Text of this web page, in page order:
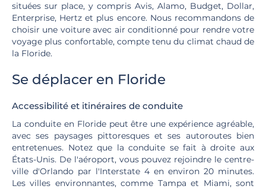
situées sur place, y compris Avis, Alamo, Budget, Dollar,
Enterprise, Hertz et plus encore. Nous recommandons de
choisir une voiture avec air conditionné pour rendre votre
voyage plus confortable, compte tenu du climat chaud de
la Floride.
Se déplacer en Floride
Accessibilité et itinéraires de conduite
La conduite en Floride peut être une expérience agréable,
avec ses paysages pittoresques et ses autoroutes bien
entretenues. Notez que la conduite se fait à droite aux
États-Unis. De l'aéroport, vous pouvez rejoindre le centre-
ville d'Orlando par l'Interstate 4 en environ 20 minutes.
Les villes environnantes, comme Tampa et Miami, sont